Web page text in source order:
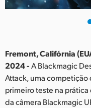
Germany
India
Japan
Fremont, Califórnia
2024 -A Blackmagic
Attack, uma
primeiro teste na
da câmera Blackmagic